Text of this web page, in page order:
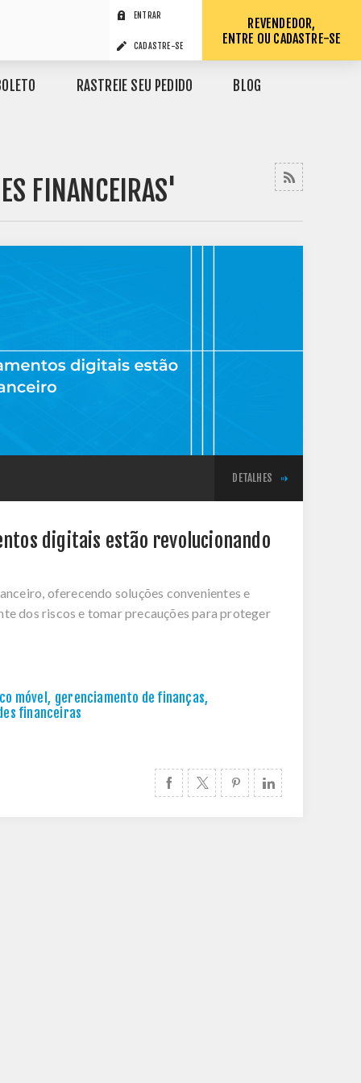
ENTRAR
CADASTRE-SE
REVENDEDOR,
ENTRE OU CADASTRE-SE
RASTREIE SEU PEDIDO BLOG
FINANCEIRAS'
DETALHES
digitais estão revolucionando
oferecendo soluções convenientes e
dos riscos e tomar precauções para proteger
móvel , gerenciamento de finanças,
financeiras